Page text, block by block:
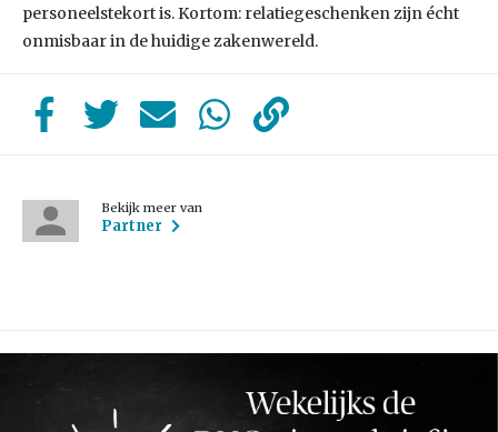
personeelstekort is. Kortom: relatiegeschenken zijn écht
onmisbaar in de huidige zakenwereld.
Bekijk meer van
Partner